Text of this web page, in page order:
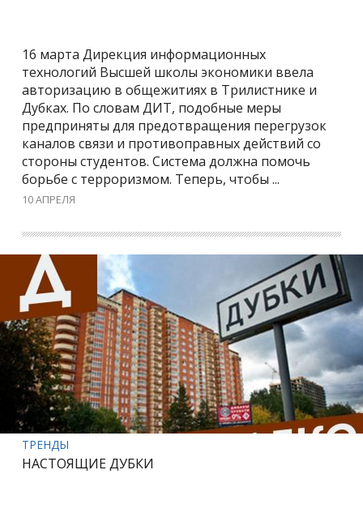
16 марта Дирекция информационных
технологий Высшей школы экономики ввела
авторизацию в общежитиях в Трилистнике и
Дубках. По словам ДИТ, подобные меры
предприняты для предотвращения перегрузок
каналов связи и противоправных действий со
стороны студентов. Система должна помочь
борьбе с терроризмом. Теперь, чтобы ...
10 АПРЕЛЯ
ТРЕНДЫ
НАСТОЯЩИЕ ДУБКИ